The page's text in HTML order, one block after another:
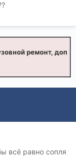
ремонт, доп
всё равно сопля